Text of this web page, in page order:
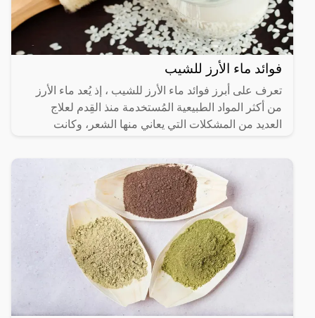
فوائد ماء الأرز للشيب
تعرف على أبرز فوائد ماء الأرز للشيب ، إذ يُعد ماء الأرز
من أكثر المواد الطبيعية المُستخدمة منذ القِدم لعلاج
العديد من المشكلات التي يعاني منها الشعر، وكانت